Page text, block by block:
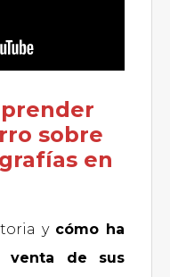
sobre
en
y cómo ha
de sus